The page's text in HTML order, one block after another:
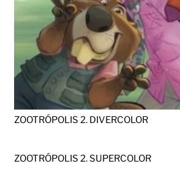
ZOOTRÓPOLIS 2. DIVERCOLOR
ZOOTRÓPOLIS 2. SUPERCOLOR